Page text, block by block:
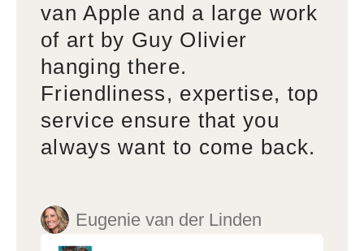
van Apple and a large work
of art by Guy Olivier
hanging there.
Friendliness, expertise, top
service ensure that you
always want to come back.
Eugenie van der Linden